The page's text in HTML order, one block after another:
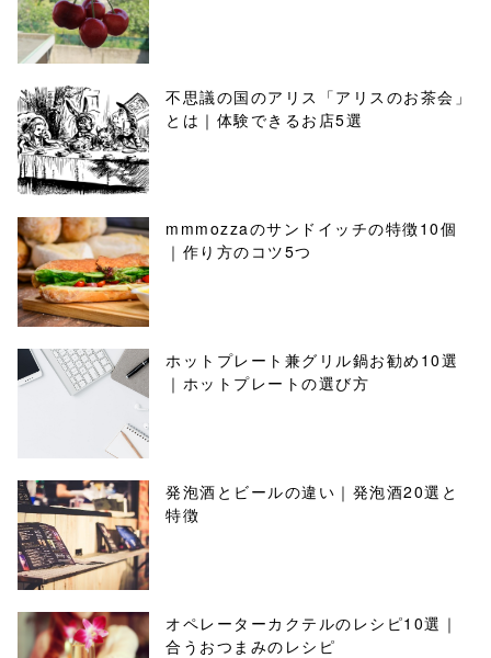
不思議の国のアリス「アリスのお茶会」
とは｜体験できるお店5選
mmmozzaのサンドイッチの特徴10個
｜作り方のコツ5つ
ホットプレート兼グリル鍋お勧め10選
｜ホットプレートの選び方
発泡酒とビールの違い｜発泡酒20選と
特徴
オペレーターカクテルのレシピ10選｜
合うおつまみのレシピ